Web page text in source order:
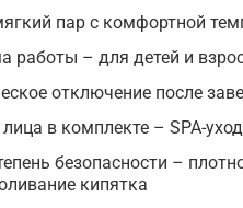
пар с комфортной
работы – для детей и
отключение после
в комплекте – SPA-
безопасности –
кипятка